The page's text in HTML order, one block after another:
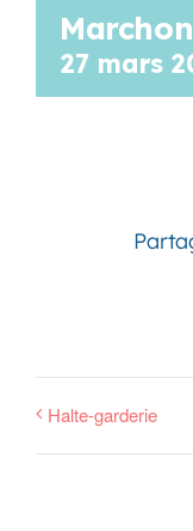
Programmation
27 mars
Halte-garderie